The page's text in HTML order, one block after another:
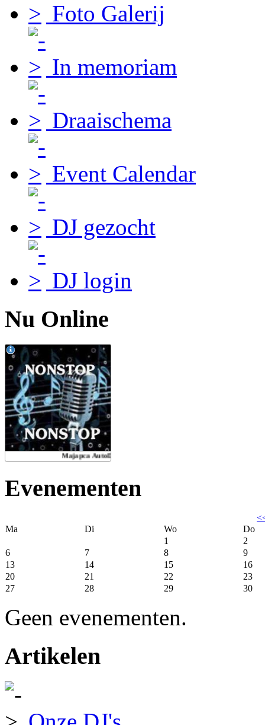
Foto Galerij
In memoriam
Draaischema
Event Calendar
DJ gezocht
DJ login
Nu Online
Evenementen
Ma
Di Wo
Do
1
2
6
7 8
9
13
14 15
16
20
21 22
23
27
28 29 30
Geen evenementen.
Artikelen